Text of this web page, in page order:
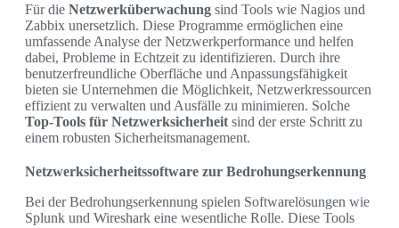
Für die Netzwerküberwachung sind Tools wie Nagios und
Zabbix unersetzlich. Diese Programme ermöglichen eine
umfassende Analyse der Netzwerkperformance und helfen
dabei, Probleme in Echtzeit zu identifizieren. Durch ihre
benutzerfreundliche Oberfläche und Anpassungsfähigkeit
bieten sie Unternehmen die Möglichkeit, Netzwerkressourcen
effizient zu verwalten und Ausfälle zu minimieren. Solche
Top-Tools für Netzwerksicherheit sind der erste Schritt zu
einem robusten Sicherheitsmanagement.
Netzwerksicherheitssoftware zur Bedrohungserkennung
Bei der Bedrohungserkennung spielen Softwarelösungen wie
Splunk und Wireshark eine wesentliche Rolle. Diese Tools